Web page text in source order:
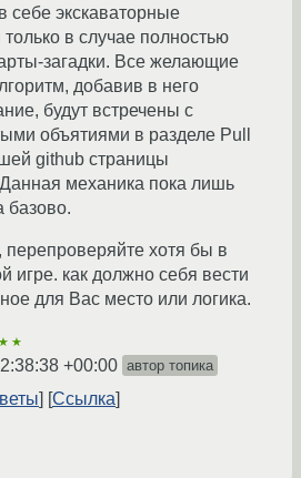
себе экскаваторные
только в случае полностью
загадки. Все желающие
добавив в него
будут встречены с
объятиями в разделе Pull
github страницы
механика пока лишь
базово.
перепроверяйте хотя бы в
игре. как должно себя вести
для Вас место или логика.
+00:00 автор топика
Ссылка